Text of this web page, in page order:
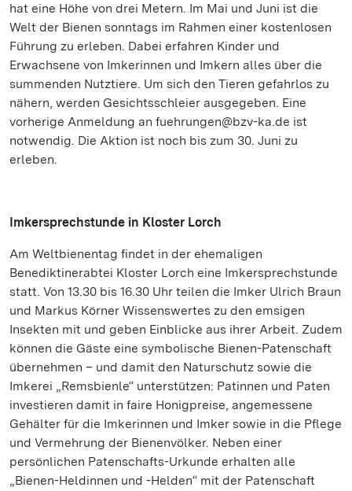
hat eine Höhe von drei Metern. Im Mai und Juni ist die
Welt der Bienen sonntags im Rahmen einer kostenlosen
Führung zu erleben. Dabei erfahren Kinder und
Erwachsene von Imkerinnen und Imkern alles über die
summenden Nutztiere. Um sich den Tieren gefahrlos zu
nähern, werden Gesichtsschleier ausgegeben. Eine
vorherige Anmeldung an fuehrungen@bzv-ka.de ist
notwendig. Die Aktion ist noch bis zum 30. Juni zu
erleben.
Imkersprechstunde in Kloster Lorch
Am Weltbienentag findet in der ehemaligen
Benediktinerabtei Kloster Lorch eine Imkersprechstunde
statt. Von 13.30 bis 16.30 Uhr teilen die Imker Ulrich Braun
und Markus Körner Wissenswertes zu den emsigen
Insekten mit und geben Einblicke aus ihrer Arbeit. Zudem
können die Gäste eine symbolische Bienen-Patenschaft
übernehmen – und damit den Naturschutz sowie die
Imkerei „Remsbienle“ unterstützen: Patinnen und Paten
investieren damit in faire Honigpreise, angemessene
Gehälter für die Imkerinnen und Imker sowie in die Pflege
und Vermehrung der Bienenvölker. Neben einer
persönlichen Patenschafts-Urkunde erhalten alle
„Bienen-Heldinnen und -Helden“ mit der Patenschaft